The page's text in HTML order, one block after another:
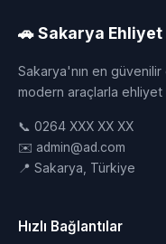
🚗 Sakarya Ehliyet
Sakarya'nın en
modern araçlarla ehliyet
📞 0264 XXX XX XX
✉️ admin@ad.com
📍 Sakarya, Türkiye
Hızlı Bağlantılar